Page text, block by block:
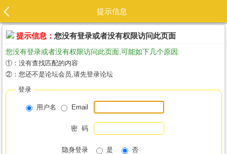
提示信息
提示信息： 您没有登录或者没有权限访问此页面
您没有登录或者没有权限访问此页面,可能如下几个原因:
①：没有查找匹配的内容
②：您还不是论坛会员,请先登录论坛
登录
用户名 Email
密 码
隐身登录 是 否